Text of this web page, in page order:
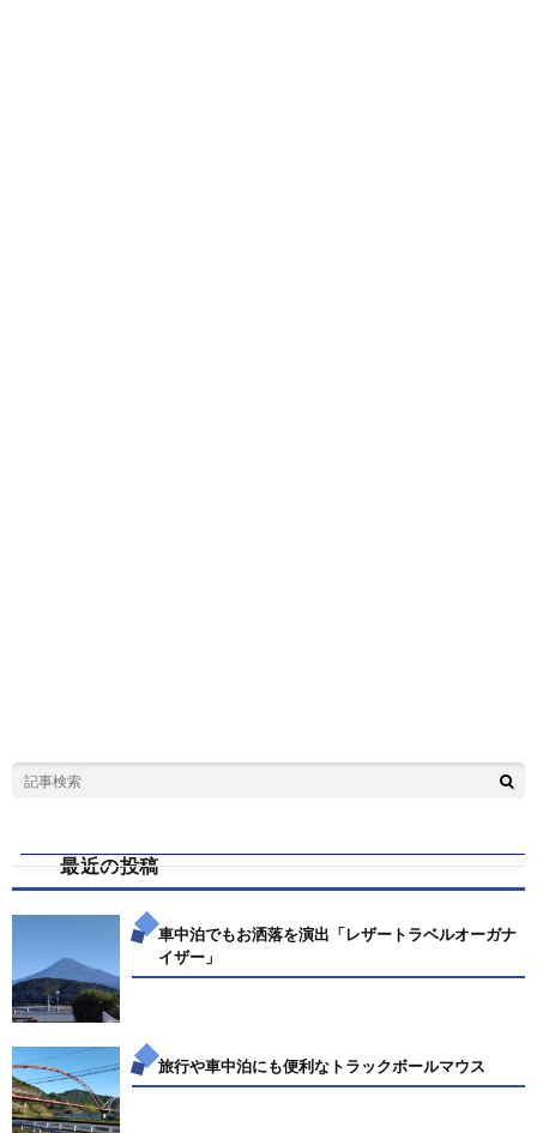
最近の投稿
車中泊でもお洒落を演出「レザートラベルオーガナ
イザー」
旅行や車中泊にも便利なトラックボールマウス